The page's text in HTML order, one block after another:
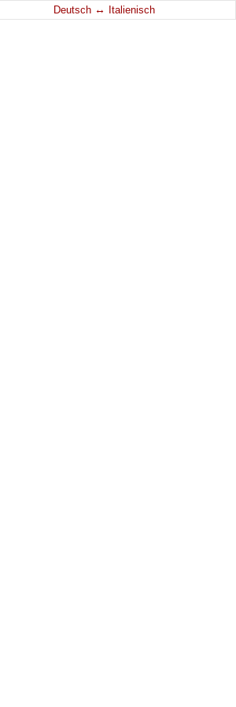
Deutsch ↔ Italienisch